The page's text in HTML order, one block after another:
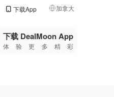
下载App 加拿大
🇺🇸
美国
🇨🇳中国
下载 DealMoon App
体验更多精彩